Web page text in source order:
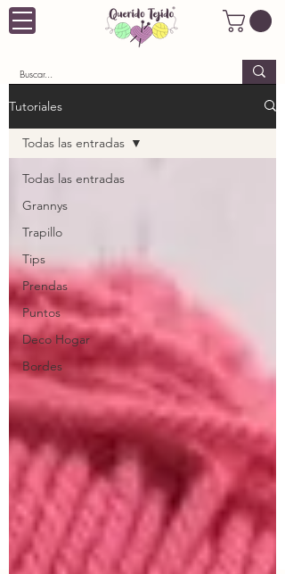
Tutoriales
Todas las entradas
Grannys
Trapillo
Tips
Prendas
Puntos
Deco Hogar
Bordes
Todas las entradas